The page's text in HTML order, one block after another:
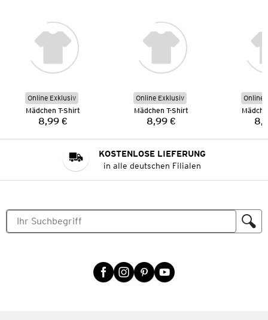
Online Exklusiv
Mädchen T-Shirt
Preis:
8,99 €
Online Exklusiv
Mädchen T-Shirt
Preis:
8,99 €
Online
KOSTENLOSE LIEFERUNG
in alle deutschen Filialen